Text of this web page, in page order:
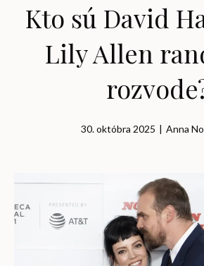
Kto sú David
Lily Allen
30. októbra 2025 | Anna